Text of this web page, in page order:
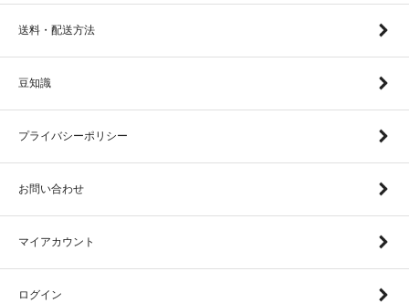
送料・配送方法
豆知識
プライバシーポリシー
お問い合わせ
マイアカウント
ログイン